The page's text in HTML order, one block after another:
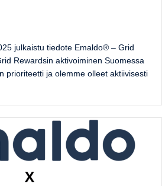
julkaistu tiedote Emaldo® – Grid
Rewardsin aktivoiminen Suomessa
prioriteetti ja olemme olleet aktiivisesti